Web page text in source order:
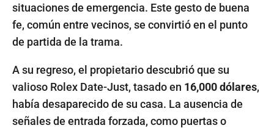
situaciones de emergencia. Este gesto de buena
fe, común entre vecinos, se convirtió en el punto
de partida de la trama.
A su regreso, el propietario descubrió que su
valioso Rolex Date-Just, tasado en 16,000 dólares,
había desaparecido de su casa. La ausencia de
señales de entrada forzada, como puertas o